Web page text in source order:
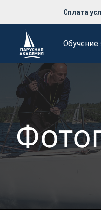
Оплата
Обучение